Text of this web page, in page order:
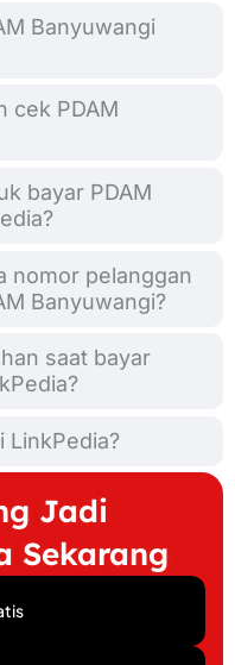
Banyuwangi
cek PDAM
bayar PDAM
nomor pelanggan
Banyuwangi?
saat bayar
LinkPedia?
Jadi
Sekarang